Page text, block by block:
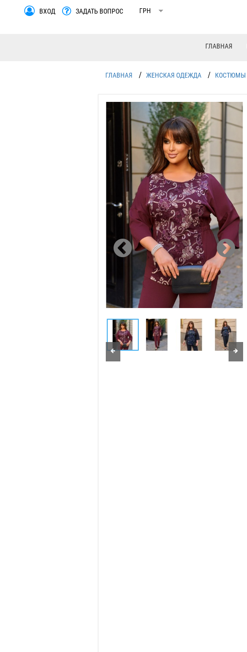
ВХОД ЗАДАТЬ ВОПРОС
ГЛАВНАЯ
ГЛАВНАЯ / ЖЕНСКАЯ ОДЕЖДА / КОСТЮМЫ